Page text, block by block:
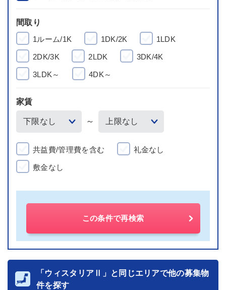
間取り
1ルーム/1K
1DK/2K 1LDK
2DK/3K 2LDK 3DK/4K
3LDK～ 4DK～
家賃
～
共益費/管理費を含む 礼金なし
敷金なし
この条件で再検索
「ウィスタリアⅡ」と同じエリアで他の募集物
件を探す